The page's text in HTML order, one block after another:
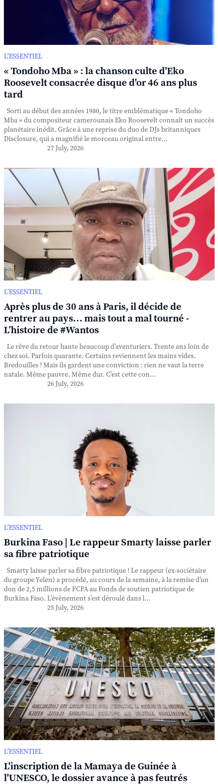
L’ESSENTIEL
« Tondoho Mba » : la chanson culte d'Eko
Roosevelt consacrée disque d'or 46 ans plus
tard
Sorti au début des années 1980, le titre emblématique « Tondoho
Mba » du compositeur camerounais Eko Roosevelt connaît un succès
planétaire inédit. Grâce à une reprise du duo de DJs britanniques
Disclosure, qui a magnifié le morceau original entre...
27 July, 2026
L’ESSENTIEL
Après plus de 30 ans à Paris, il décide de
rentrer au pays… mais tout a mal tourné -
L’histoire de #Wantos
Le rêve du retour hante beaucoup d’aventuriers. Trente ans loin de
chez soi. Parfois quarante. Certains reviennent les mains vides.
Bredouilles ! Mais ils gardent une conviction : rien ne vaut la terre
natale. Même pauvre. Même dur. C’est cette con...
26 July, 2026
L’ESSENTIEL
Burkina Faso | Le rappeur Smarty laisse parler
sa fibre patriotique
Smarty laisse parler sa fibre patriotique ! Le rappeur (ex-sociétaire
du groupe Yelen) a procédé, au cours de la semaine, à la remise d’un
don de 2,5 millions de FCFA au Fonds de soutien patriotique de
Burkina Faso. L’évènement s’est déroulé dans l...
25 July, 2026
L’ESSENTIEL
L'inscription de la Mamaya de Guinée à
l'UNESCO, le dossier avance à pas feutrés